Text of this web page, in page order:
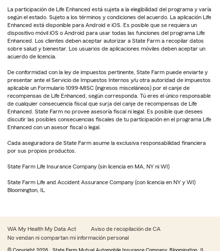
La participación de Life Enhanced está sujeta a la elegibilidad del programa y varía
según el estado. Sujeto a los términos y condiciones del acuerdo. La aplicación Life
Enhanced está disponible para Android e iOS. Es posible que se requiera un
dispositivo móvil iOS o Android para usar todas las funciones del programa Life
Enhanced. Los clientes deben aceptar autorizar a State Farm a recopilar datos
sobre salud y bienestar. Los usuarios de aplicaciones móviles deben aceptar un
acuerdo de licencia.
De conformidad con la ley de impuestos pertinente, State Farm puede enviarte y
presentar ante el Servicio de Impuestos Internos y/u otra autoridad de impuestos
aplicable un Formulario 1099-MISC (ingresos misceláneos) por el canje de
recompensas de Life Enhanced, según corresponda. Tú eres el único responsable
de cualquier consecuencia fiscal que surja del canje de recompensas de Life
Enhanced. State Farm no provee asesoría fiscal ni legal. Es posible que desees
discutir las posibles consecuencias fiscales de tu participación en el programa Life
Enhanced con un asesor fiscal o legal.
Cada aseguradora de State Farm asume la exclusiva responsabilidad financiera
por sus propios productos.
State Farm Life Insurance Company (sin licencia en MA, NY ni WI)
State Farm Life and Accident Assurance Company (con licencia en NY y WI)
Bloomington, IL
WA My Health My Data Act
Aviso de recopilación de CA
No vendan ni compartan mi información personal